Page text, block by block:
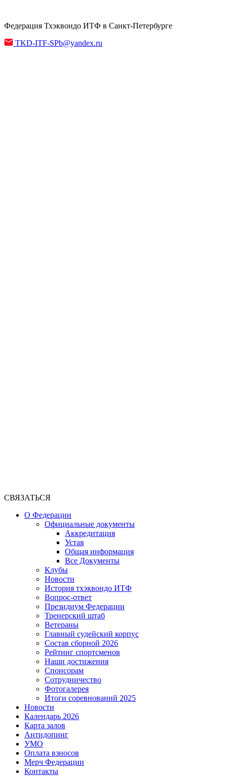
Федерация Тхэквондо ИТФ в Санкт-Петербурге
TKD-ITF-SPb@yandex.ru
СВЯЗАТЬСЯ
О Федерации
Официальные документы
Аккредитация
Устав
Общая информация
Все Документы
Клубы
Новости
История тхэквондо ИТФ
Вопрос-ответ
Президиум Федерации
Тренерский штаб
Ветераны
Главный судейский корпус
Состав сборной 2026
Рейтинг спортсменов
Наши достижения
Спонсорам
Сотрудничество
Фотогалерея
Итоги соревнований 2025
Новости
Календарь 2026
Карта залов
Антидопинг
УМО
Оплата взносов
Мерч Федерации
Контакты